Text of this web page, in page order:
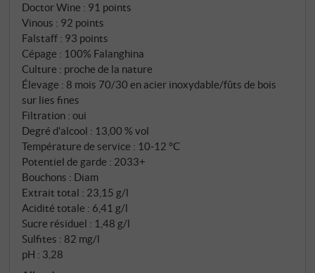
avec une morsure salée et une minéralité prononcée,
mène sans transition jusqu'à la finale longue et
complexe. Un magnifique Falanghina monocépage
de classe exceptionnelle, impossible à confondre.
SUPERIORE.DE
Doctor Wine : 91 points
Vinous : 92 points
Falstaff : 93 points
Cépage : 100% Falanghina
Culture : proche de la nature
Élevage : 8 mois 70/30 en acier inoxydable/fûts de bois
sur lies fines
Filtration : oui
Degré d'alcool : 13,00 % vol
Température de service : 10‑12 °C
Potentiel de garde : 2033+
Bouchons : Diam
Extrait total : 23,15 g/l
Acidité totale : 6,41 g/l
Sucre résiduel : 1,48 g/l
Sulfites : 82 mg/l
pH : 3,28